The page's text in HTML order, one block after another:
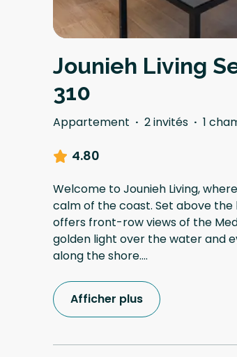
Jounieh Living
310
Appartement · 2 invités · 1
4.80
Welcome to Jounieh Living,
calm of the coast. Set above
offers front-row views of the
golden light over the water and
along the shore....
Afficher plus